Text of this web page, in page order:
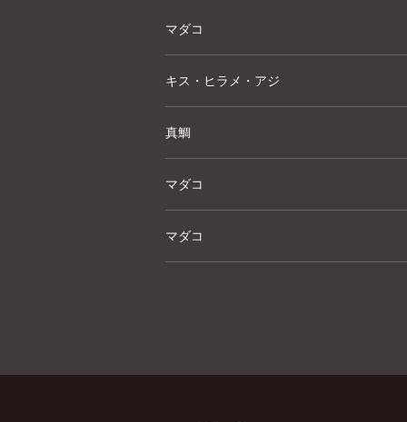
マダコ
キス・ヒラメ・アジ
真鯛
マダコ
マダコ